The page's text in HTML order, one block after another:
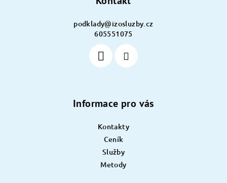
podklady@izosluzby.cz
605551075
Informace pro vás
Kontakty
Ceník
Služby
Metody